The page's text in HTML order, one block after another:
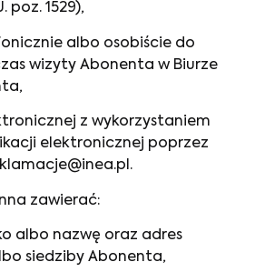
poz. 1529),
albo osobiście do
wizyty Abonenta w Biurze
z wykorzystaniem
elektronicznej poprzez
zawierać:
albo nazwę oraz adres
siedziby Abonenta,